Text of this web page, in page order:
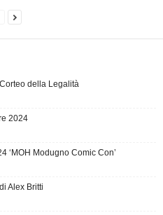
della Legalità
2024
‘MOH Modugno Comic Con’
Alex Britti